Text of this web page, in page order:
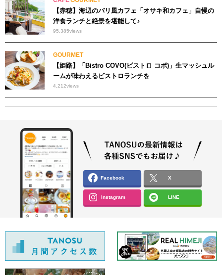
【赤穂】海辺のバリ風カフェ「オサキ和カフェ」自慢の
洋食ランチと絶景を堪能して♪
95,385views
GOURMET
【姫路】「Bistro COVO(ビストロ コボ)」生マッシュル
ームが味わえるビストロランチを
4,212views
Facebook X
Instagram LINE